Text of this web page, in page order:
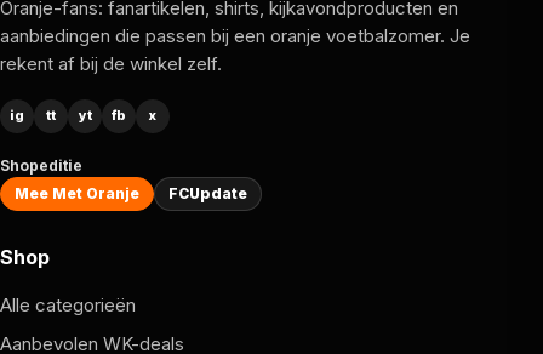
Auto Sync tot je beschikking.
Oranje-fans: fanartikelen, shirts, kijkavondproducten en
aanbiedingen die passen bij een oranje voetbalzomer. Je
rekent af bij de winkel zelf.
ig tt yt fb x
Shopeditie
Mee Met Oranje
FCUpdate
Shop
Alle categorieën
Aanbevolen WK-deals